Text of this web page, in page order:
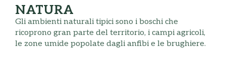
NATURA
Gli ambienti naturali tipici sono i boschi che
ricoprono gran parte del territorio, i campi agricoli,
le zone umide popolate dagli anfibi e le brughiere.